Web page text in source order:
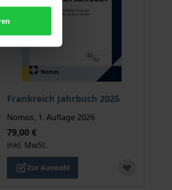
Frankreich Jahrbuch 2025
Der Preis dieses Titels richtet sich nach
Nomos, 1. Auflage 2026
79,00 €
inkl. MwSt.
Zur Auswahl